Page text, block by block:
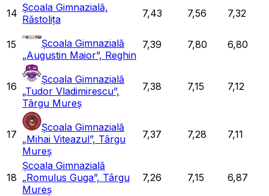
14 Școala Gimnazială,
Răstolița
7,43 7,56 7,32
15
Școala Gimnazială
„Augustin Maior”, Reghin
7,39 7,80 6,80
16
Școala Gimnazială
„Tudor Vladimirescu”,
Târgu Mureș
7,38 7,15 7,12
17
Școala Gimnazială
„Mihai Viteazul”, Târgu
Mureș
7,37 7,28 7,11
18
Școala Gimnazială
„Romulus Guga”, Târgu
Mureș
7,26 7,15 6,87